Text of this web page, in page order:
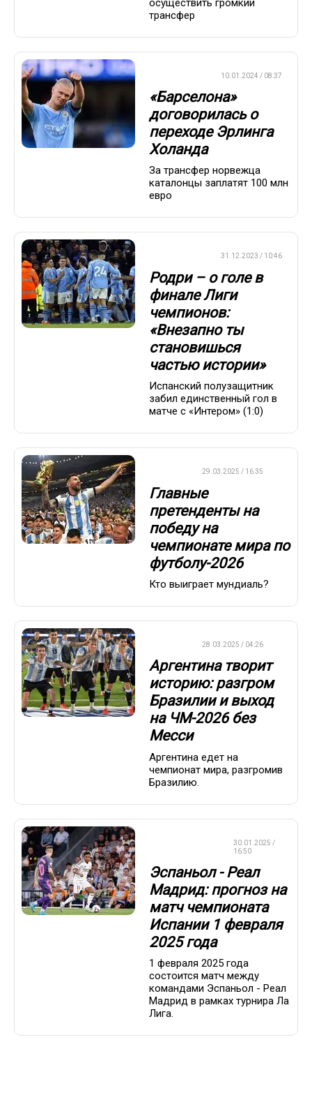
трансфер
10.01.2024 / 08:37
«Барселона»
договорилась о
переходе Эрлинга
Холанда
За трансфер норвежца
каталонцы заплатят 100 млн
евро
31.12.2023 / 10:46
Родри – о голе в
финале Лиги
чемпионов:
«Внезапно ты
становишься
частью истории»
Испанский полузащитник
забил единственный гол в
матче с «Интером» (1:0)
29.03.2025 / 16:35
Главные
претенденты на
победу на
чемпионате мира по
футболу-2026
Кто выиграет мундиаль?
28.03.2025 / 04:26
Аргентина творит
историю: разгром
Бразилии и выход
на ЧМ-2026 без
Месси
Аргентина едет на
чемпионат мира, разгромив
Бразилию.
30.01.2025 /
16:50
Эспаньол - Реал
Мадрид: прогноз на
матч чемпионата
Испании 1 февраля
2025 года
1 февраля 2025 года
состоится матч между
командами Эспаньол - Реал
Мадрид в рамках турнира Ла
Лига.